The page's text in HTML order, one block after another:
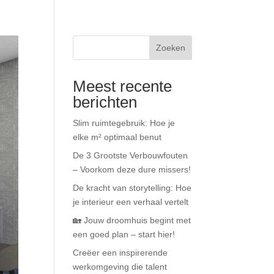
Zoeken
Meest recente
berichten
Slim ruimtegebruik: Hoe je
elke m² optimaal benut
De 3 Grootste Verbouwfouten
– Voorkom deze dure missers!
De kracht van storytelling: Hoe
je interieur een verhaal vertelt
🏡 Jouw droomhuis begint met
een goed plan – start hier!
Creëer een inspirerende
werkomgeving die talent